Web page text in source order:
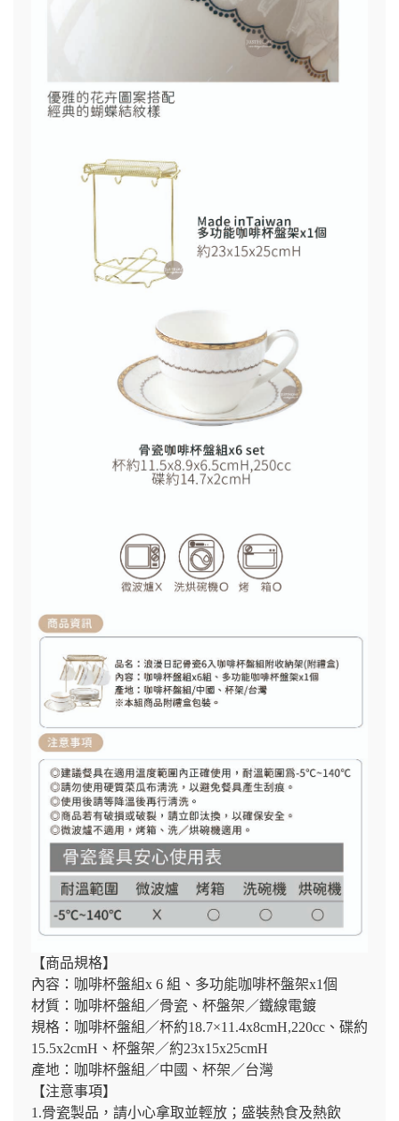
【商品規格】
內容：咖啡杯盤組x 6 組、多功能咖啡杯盤架x1個
材質：咖啡杯盤組／骨瓷、杯盤架／鐵線電鍍
規格：咖啡杯盤組／杯約18.7×11.4x8cmH,220cc、碟約
15.5x2cmH、杯盤架／約23x15x25cmH
產地：咖啡杯盤組／中國、杯架／台灣
【注意事項】
1.骨瓷製品，請小心拿取並輕放；盛裝熱食及熱飲